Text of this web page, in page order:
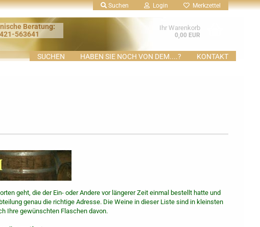
Suchen Login Merkzettel
Beratung:
563641
Ihr Warenkorb
0,00 EUR
SUCHEN HABEN SIE NOCH VON DEM....? KONTAKT
geht, die der Ein- oder Andere vor längerer Zeit einmal bestellt hatte und
genau die richtige Adresse. Die Weine in dieser Liste sind in kleinsten
Ihre gewünschten Flaschen davon.